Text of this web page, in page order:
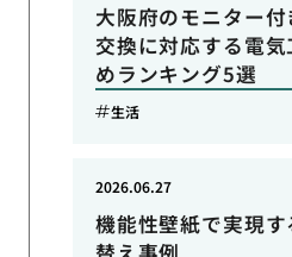
大阪府のモニター
交換に対応する電
めランキング5選
生活
機能性壁紙で実現す
2026.06.27